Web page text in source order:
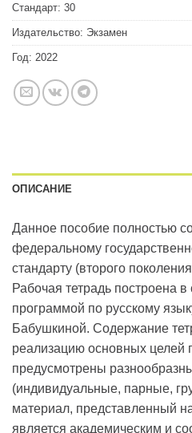
Стандарт: 30
Издательство: Экзамен
Год: 2022
ОПИСАНИЕ
Данное пособие полностью
федеральному
стандарту (второго
Рабочая тетрадь построена в
программой по русскому
Бабушкиной. Содержание
реализацию основных целей
предусмотрены
(индивидуальные, парные,
материал, представленный
является академическим и